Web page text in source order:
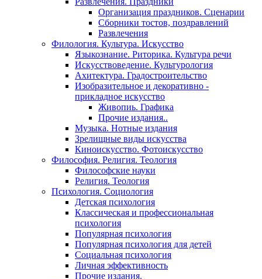
Организация праздников. Сценарии
Сборники тостов, поздравлений
Развлечения
Филология. Культура. Искусство
Языкознание. Риторика. Культура речи
Искусствоведение. Культурология
Ахитектура. Градостроительство
Изобразительное и декоративно -
прикладное искусство
Живопиь. Графика
Прочие издания..
Музыка. Нотные издания
Зрелищные виды искусства
Киноискусство. Фотоискусство
Философия. Религия. Теология
Философские науки
Религия. Теология
Психология. Социология
Детская психология
Классическая и профессиональная
психология
Популярная психология
Популярная психология для детей
Социальная психология
Личная эффективность
Прочие издания.